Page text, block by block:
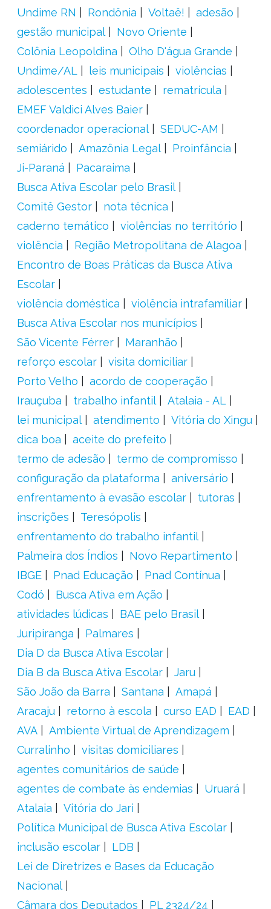
Undime RN
Rondônia Voltaê!
adesão
gestão municipal
Novo Oriente
Colônia Leopoldina
Olho D'água Grande
Undime/AL
leis municipais
violências
adolescentes
estudante
rematrícula
EMEF Valdici Alves Baier
coordenador operacional
SEDUC-AM
semiárido
Amazônia Legal
Proinfância
Ji-Paraná
Pacaraima
Busca Ativa Escolar pelo Brasil
Comitê Gestor
nota técnica
caderno temático
violências no território
violência
Região Metropolitana de Alagoa
Encontro de Boas Práticas da Busca Ativa
Escolar
violência doméstica
violência intrafamiliar
Busca Ativa Escolar nos municípios
São Vicente Férrer
Maranhão
reforço escolar
visita domiciliar
Porto Velho
acordo de cooperação
Irauçuba
trabalho infantil
Atalaia - AL
lei municipal
atendimento
Vitória do Xingu
dica boa
aceite do prefeito
termo de adesão
termo de compromisso
configuração da plataforma
aniversário
enfrentamento à evasão escolar
tutoras
inscrições
Teresópolis
enfrentamento do trabalho infantil
Palmeira dos Índios
Novo Repartimento
IBGE
Pnad Educação
Pnad Contínua
Codó
Busca Ativa em Ação
atividades lúdicas
BAE pelo Brasil
Juripiranga
Palmares
Dia D da Busca Ativa Escolar
Dia B da Busca Ativa Escolar
Jaru
São João da Barra
Santana
Amapá
Aracaju
retorno à escola curso EAD
EAD
AVA
Ambiente Virtual de Aprendizagem
Curralinho
visitas domiciliares
agentes comunitários de saúde
agentes de combate às endemias
Uruará
Atalaia
Vitória do Jari
Política Municipal de Busca Ativa Escolar
inclusão escolar
LDB
Lei de Diretrizes e Bases da Educação
Nacional
Câmara dos Deputados
PL 2324/24